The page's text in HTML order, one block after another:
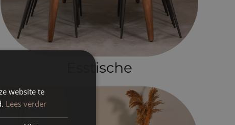
website te
Lees verder